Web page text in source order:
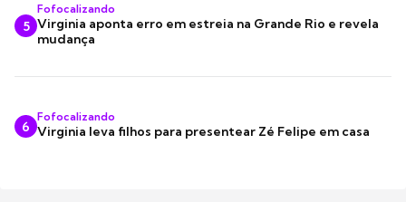
5
Fofocalizando
Virginia aponta erro em estreia na Grande Rio e revela
mudança
6
Fofocalizando
Virginia leva filhos para presentear Zé Felipe em casa